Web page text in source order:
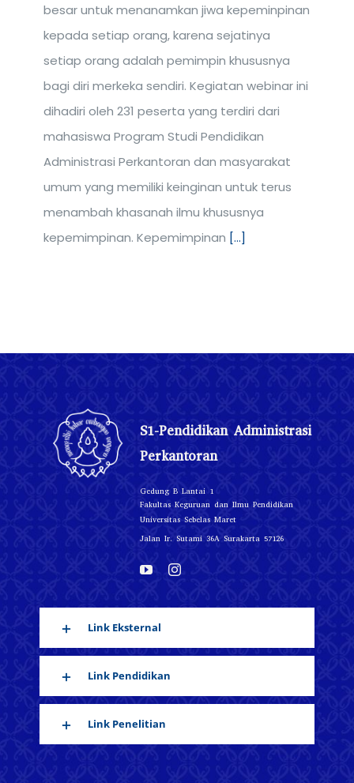
besar untuk menanamkan jiwa kepeminpinan
kepada setiap orang, karena sejatinya
setiap orang adalah pemimpin khususnya
bagi diri merkeka sendiri. Kegiatan webinar ini
dihadiri oleh 231 peserta yang terdiri dari
mahasiswa Program Studi Pendidikan
Administrasi Perkantoran dan masyarakat
umum yang memiliki keinginan untuk terus
menambah khasanah ilmu khususnya
kepemimpinan. Kepemimpinan [...]
S1-Pendidikan Administrasi
Perkantoran
Gedung B Lantai 1
Fakultas Keguruan dan Ilmu Pendidikan
Universitas Sebelas Maret
Jalan Ir. Sutami 36A Surakarta 57126
Link Eksternal
Link Pendidikan
Link Penelitian